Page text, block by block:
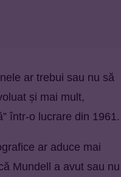
ar trebui sau nu să
și mai mult,
într-o lucrare din 1961.
ar aduce mai
Mundell a avut sau nu